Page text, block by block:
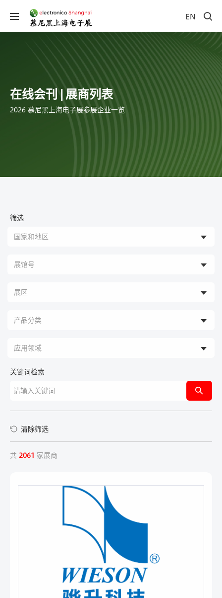
EN
在线会刊 | 展商列表
2026 慕尼黑上海电子展参展企业一览
筛选
关键词检索
清除筛选
共2061 家展商